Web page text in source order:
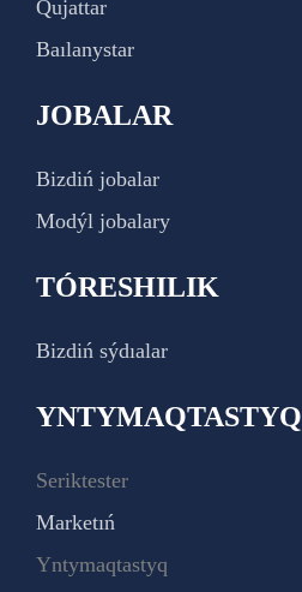
Qujattar
Baılanystar
JOBALAR
Bizdiń jobalar
Modýl jobalary
TÓRESHILIK
Bizdiń sýdıalar
YNTYMAQTASTYQ
Seriktester
Marketıń
Yntymaqtastyq